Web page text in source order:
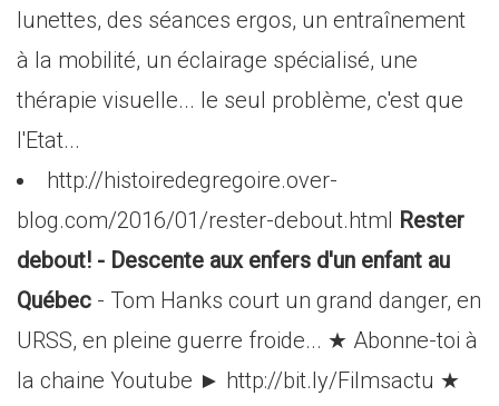
lunettes, des séances ergos, un entraînement
à la mobilité, un éclairage spécialisé, une
thérapie visuelle... le seul problème, c'est que
l'Etat...
http://histoiredegregoire.over-
blog.com/2016/01/rester-debout.html Rester
debout! - Descente aux enfers d'un enfant au
Québec - Tom Hanks court un grand danger, en
URSS, en pleine guerre froide... ★ Abonne-toi à
la chaine Youtube ► http://bit.ly/Filmsactu ★